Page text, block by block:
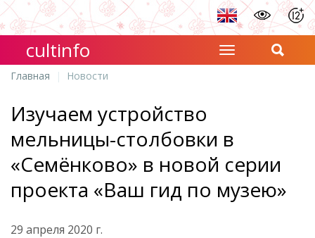
cultinfo
Главная Новости
Изучаем устройство
мельницы-столбовки в
«Семёнково» в новой серии
проекта «Ваш гид по музею»
29 апреля 2020 г.